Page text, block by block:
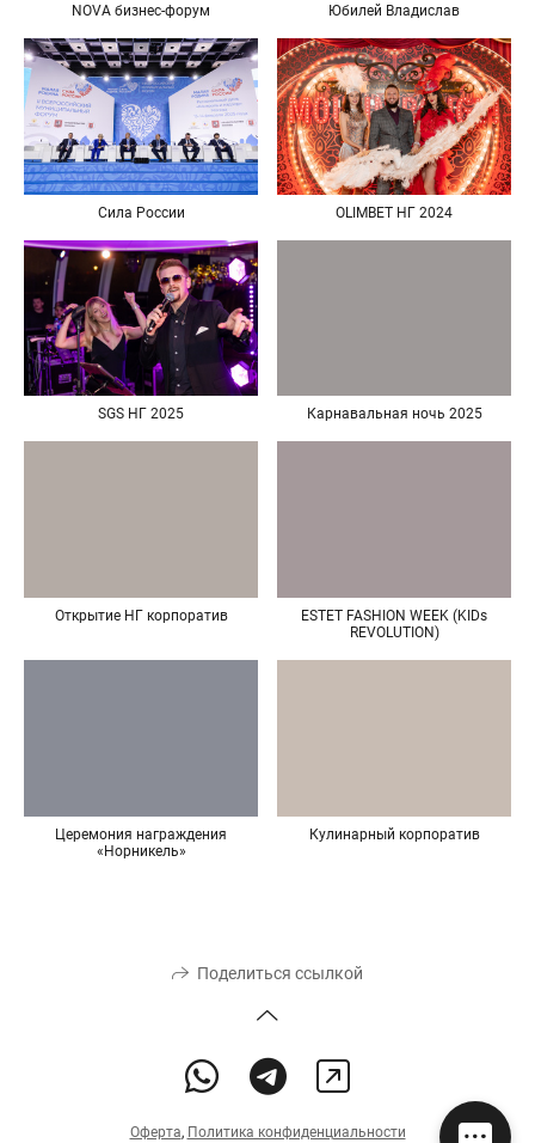
NOVA бизнес-форум Юбилей Владислав
Сила России OLIMBET НГ 2024
SGS НГ 2025 Карнавальная ночь 2025
Открытие НГ корпоратив
ESTET FASHION WEEK (KIDs
REVOLUTION)
Церемония награждения
«Норникель»
Кулинарный корпоратив
Поделиться ссылкой
Оферта, Политика конфиденциальности